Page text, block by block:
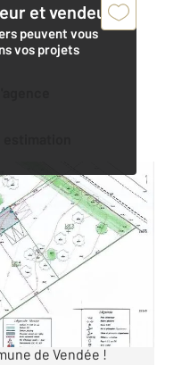
et vendeur,
peuvent vous
vos projets
estimation
exceptionnelle à
de Vendée !